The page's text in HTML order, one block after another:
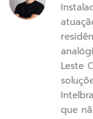
Leste
que